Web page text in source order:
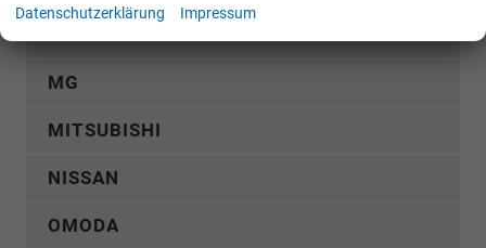
MG
MITSUBISHI
NISSAN
OMODA
Datenschutzerklärung Impressum